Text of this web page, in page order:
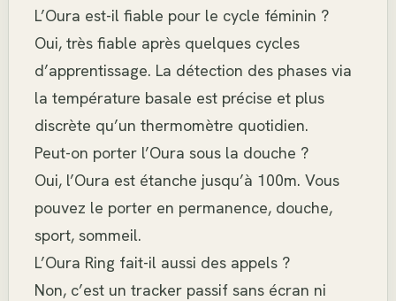
L’Oura est-il fiable pour le cycle féminin ?
Oui, très fiable après quelques cycles
d’apprentissage. La détection des phases via
la température basale est précise et plus
discrète qu’un thermomètre quotidien.
Peut-on porter l’Oura sous la douche ?
Oui, l’Oura est étanche jusqu’à 100m. Vous
pouvez le porter en permanence, douche,
sport, sommeil.
L’Oura Ring fait-il aussi des appels ?
Non, c’est un tracker passif sans écran ni